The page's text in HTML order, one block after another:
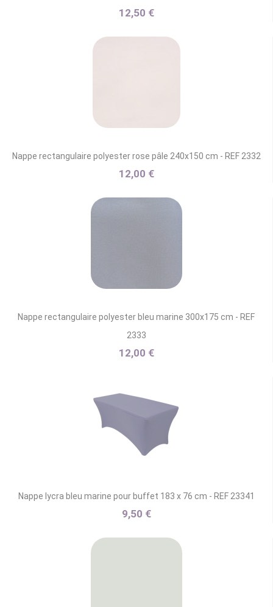
12,50 €
Nappe rectangulaire polyester rose pâle 240x150 cm - REF 2332
12,00 €
Nappe rectangulaire polyester bleu marine 300x175 cm - REF
2333
12,00 €
Nappe lycra bleu marine pour buffet 183 x 76 cm - REF 23341
9,50 €